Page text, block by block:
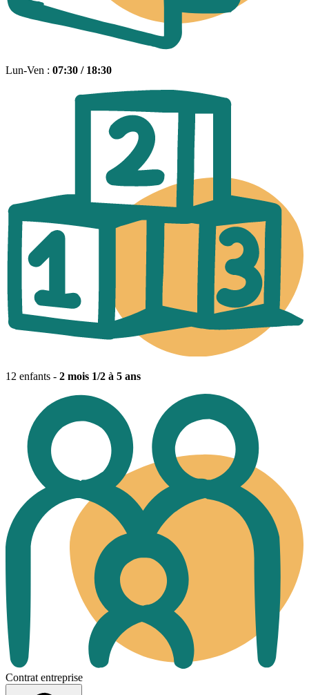
Lun-Ven : 07:30 / 18:30
12 enfants - 2 mois 1/2 à 5 ans
Contrat entreprise